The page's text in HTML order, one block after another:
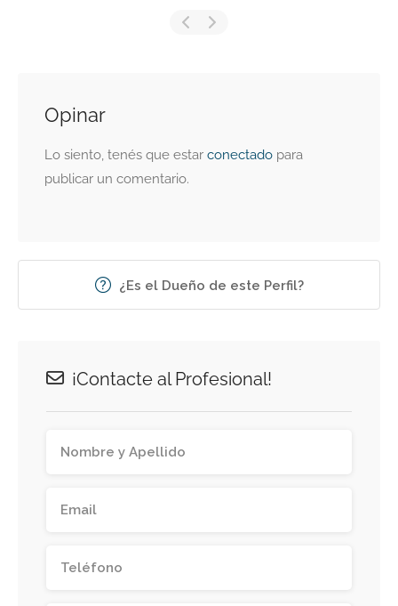
Opinar
Lo siento, tenés que estar conectado para
publicar un comentario.
¿Es el Dueño de este Perfil?
¡Contacte al Profesional!